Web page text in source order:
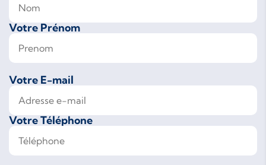
Votre Prénom
Votre E-mail
Votre Téléphone